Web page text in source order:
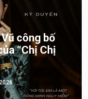
Vũ công bố
“Chị Chị